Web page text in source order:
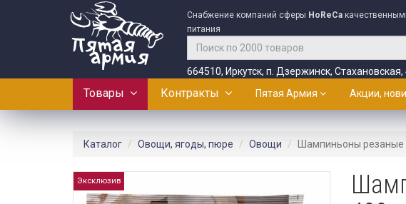
Снабжение компаний сферы HoReCa
питания
664510, Иркутск, п. Дзержинск, Стахановская,
Товары Контракты Пятая Армия Акции,
Каталог Овощи, ягоды, пюре Овощи Шампиньоны
Эксклюзив